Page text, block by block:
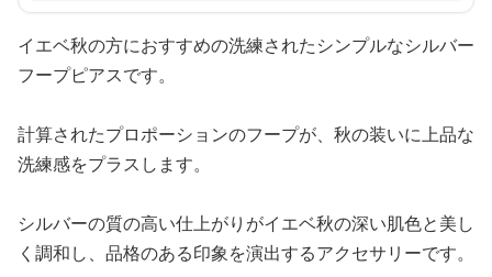
イエベ秋の方におすすめの洗練されたシンプルなシルバー
フープピアスです。
計算されたプロポーションのフープが、秋の装いに上品な
洗練感をプラスします。
シルバーの質の高い仕上がりがイエベ秋の深い肌色と美し
く調和し、品格のある印象を演出するアクセサリーです。